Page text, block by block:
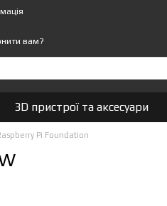
вам?
3D пристрої та аксесуари
Pi Foundation